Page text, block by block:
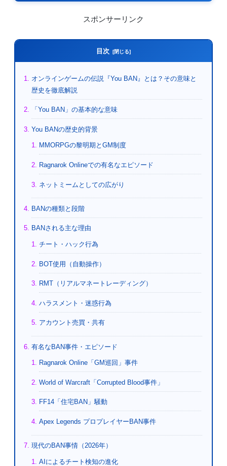
スポンサーリンク
目次
オンラインゲームの伝説『You BAN』とは？その意味と
歴史を徹底解説
「You BAN」の基本的な意味
You BANの歴史的背景
MMORPGの黎明期とGM制度
Ragnarok Onlineでの有名なエピソード
ネットミームとしての広がり
BANの種類と段階
BANされる主な理由
チート・ハック行為
BOT使用（自動操作）
RMT（リアルマネートレーディング）
ハラスメント・迷惑行為
アカウント売買・共有
有名なBAN事件・エピソード
Ragnarok Online「GM巡回」事件
World of Warcraft「Corrupted Blood事件」
FF14「住宅BAN」騒動
Apex Legends プロプレイヤーBAN事件
現代のBAN事情（2026年）
AIによるチート検知の進化